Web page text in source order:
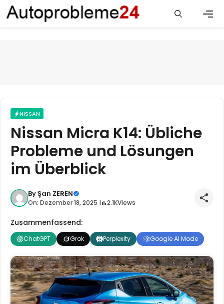
Zum
Inhalt
springen
NISSAN
Nissan Micra K14: Übliche
Probleme und Lösungen
im Überblick
ByŞan ZEREN
On: Dezember 18, 2025 | 2.1KViews
Zusammenfassend:
ChatGPT Grok Perplexity Google AI Mode